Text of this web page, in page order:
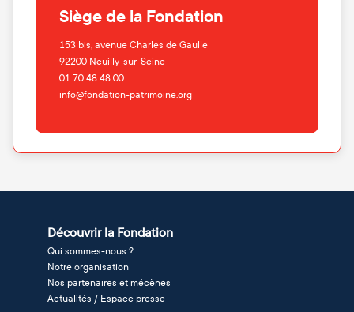
Siège de la Fondation
153 bis, avenue Charles de Gaulle
92200 Neuilly-sur-Seine
01 70 48 48 00
info@fondation-patrimoine.org
Découvrir la Fondation
Qui sommes-nous ?
Notre organisation
Nos partenaires et mécènes
Actualités / Espace presse